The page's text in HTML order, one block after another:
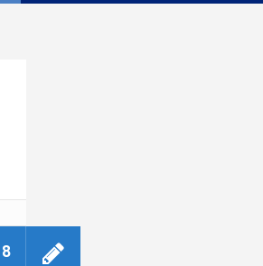
8 آگوست 2019